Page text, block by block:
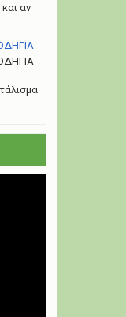
αν